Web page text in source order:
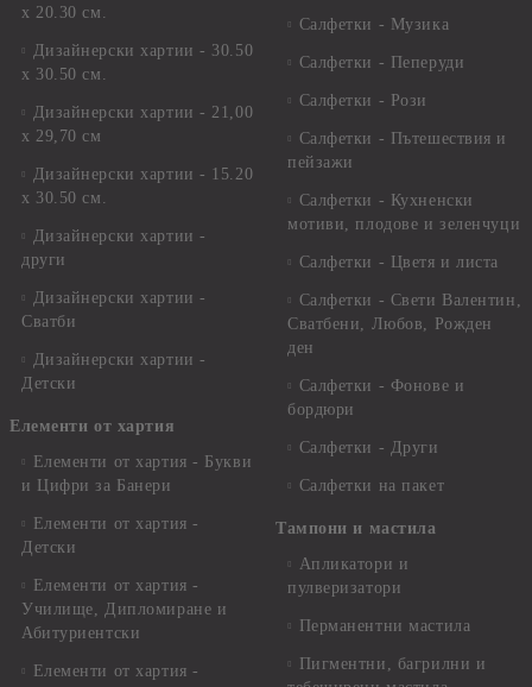
х 20.30 см.
Дизайнерски хартии - 30.50
х 30.50 см.
Дизайнерски хартии - 21,00
х 29,70 см
Дизайнерски хартии - 15.20
x 30.50 см.
Дизайнерски хартии -
други
Дизайнерски хартии -
Сватби
Дизайнерски хартии -
Детски
Елементи от хартия
Елементи от хартия - Букви
и Цифри за Банери
Елементи от хартия -
Детски
Елементи от хартия -
Училище, Дипломиране и
Абитуриентски
Елементи от хартия -
Салфетки - Музика
Салфетки - Пеперуди
Салфетки - Рози
Салфетки - Пътешествия и
пейзажи
Салфетки - Кухненски
мотиви, плодове и зеленчуци
Салфетки - Цветя и листа
Салфетки - Свети Валентин,
Сватбени, Любов, Рожден
ден
Салфетки - Фонове и
бордюри
Салфетки - Други
Салфетки на пакет
Тампони и мастила
Апликатори и
пулверизатори
Перманентни мастила
Пигментни, багрилни и